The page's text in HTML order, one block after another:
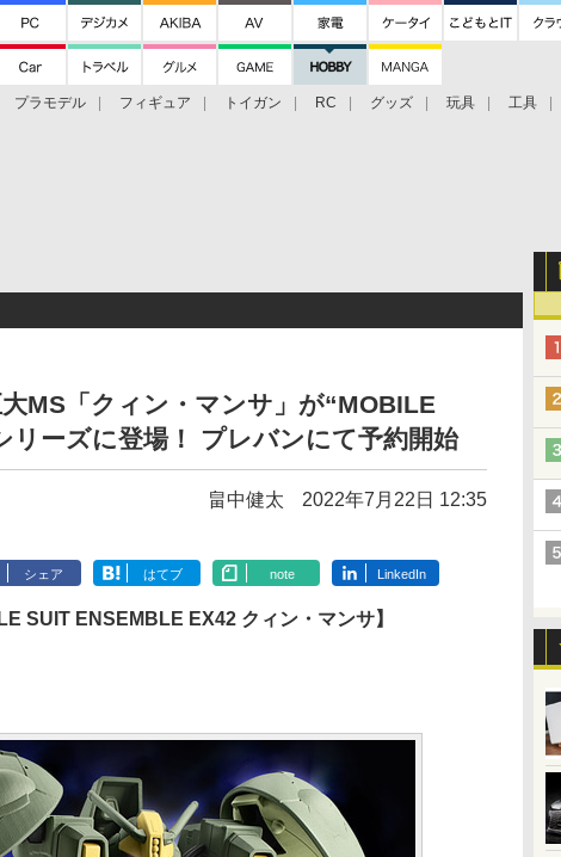
プラモデル フィギュア トイガン RC グッズ 玩具 工具
MS「クィン・マンサ」が“MOBILE
リーズに登場！ プレバンにて予約開始
畠中健太 2022年7月22日 12:35
シェア はてブ note LinkedIn
SUIT ENSEMBLE EX42 クィン・マンサ】